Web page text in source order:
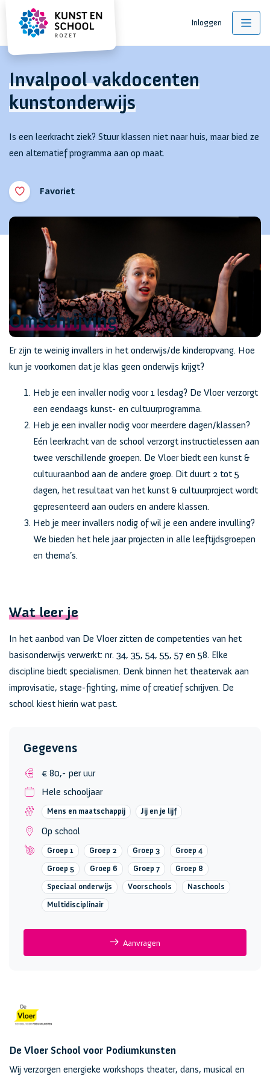
Inloggen
Invalpool vakdocenten
kunstonderwijs
Is een leerkracht ziek? Stuur klassen niet naar huis, maar bied ze
een alternatief programma aan op maat.
Favoriet
Omschrijving
Er zijn te weinig invallers in het onderwijs/de kinderopvang. Hoe
kun je voorkomen dat je klas geen onderwijs krijgt?
Heb je een invaller nodig voor 1 lesdag? De Vloer verzorgt
een eendaags kunst- en cultuurprogramma.
Heb je een invaller nodig voor meerdere dagen/klassen?
Eén leerkracht van de school verzorgt instructielessen aan
twee verschillende groepen. De Vloer biedt een kunst &
cultuuraanbod aan de andere groep. Dit duurt 2 tot 5
dagen, het resultaat van het kunst & cultuurproject wordt
gepresenteerd aan ouders en andere klassen.
Heb je meer invallers nodig of wil je een andere invulling?
We bieden het hele jaar projecten in alle leeftijdsgroepen
en thema’s.
Wat leer je
In het aanbod van De Vloer zitten de competenties van het
basisonderwijs verwerkt: nr. 34, 35, 54, 55, 57 en 58. Elke
discipline biedt specialismen. Denk binnen het theatervak aan
improvisatie, stage-fighting, mime of creatief schrijven. De
school kiest hierin wat past.
Gegevens
€ 80,- per uur
Hele schooljaar
Mens en maatschappij Jij en je lijf
Op school
Groep 1 Groep 2 Groep 3 Groep 4
Groep 5 Groep 6 Groep 7 Groep 8
Speciaal onderwijs Voorschools Naschools
Multidisciplinair
Aanvragen
De Vloer School voor Podiumkunsten
Wij verzorgen energieke workshops theater, dans, musical en